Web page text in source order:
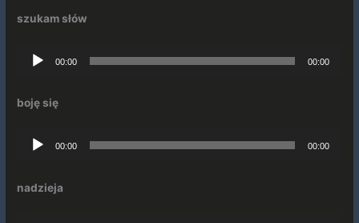
szukam słów
Odtwarzacz
plików
00:00 00:00
boję się
Odtwarzacz
plików
00:00 00:00
nadzieja